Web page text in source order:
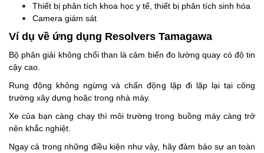
Thiết bị phân tích khoa học y tế, thiết bị phân tích sinh hóa
Camera giám sát
Ví dụ về ứng dụng Resolvers Tamagawa
Bộ phân giải không chổi than là cảm biến đo lường quay có độ tin
cậy cao.
Rung động không ngừng và chấn động lặp đi lặp lại tại công
trường xây dựng hoặc trong nhà máy.
Xe của bạn càng chạy thì môi trường trong buồng máy càng trở
nên khắc nghiệt.
Ngay cả trong những điều kiện như vậy, hãy đảm bảo sự an toàn